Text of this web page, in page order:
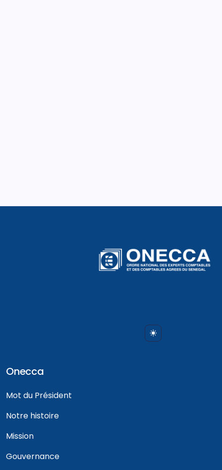
Onecca
Mot du Président
Notre histoire
Mission
Gouvernance